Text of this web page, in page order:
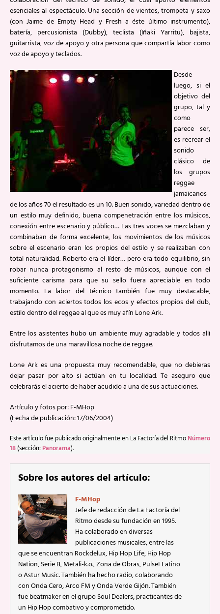
esenciales al espectáculo. Una sección de vientos, trompeta y saxo
(con Jaime de Empty Head y Fresh a éste último instrumento),
batería, percusionista (Dubby), teclista (Iñaki Yarritu), bajista,
guitarrista, voz de apoyo y otra persona que compartía labor como
voz de apoyo y teclados.
Desde
luego, si el
objetivo del
grupo, tal y
como
parece ser,
es recrear el
sonido
clásico de
los grupos
reggae
jamaicanos
de los años 70 el resultado es un 10. Buen sonido, variedad dentro de
un estilo muy definido, buena compenetración entre los músicos,
conexión entre escenario y público… Las tres voces se mezclaban y
combinaban de forma excelente, los movimientos de los músicos
sobre el escenario eran los propios del estilo y se realizaban con
total naturalidad. Roberto era el líder… pero era todo equilibrio, sin
robar nunca protagonismo al resto de músicos, aunque con el
suficiente carisma para que su sello fuera apreciable en todo
momento. La labor del técnico también fue muy destacable,
trabajando con aciertos todos los ecos y efectos propios del dub,
estilo dentro del reggae al que es muy afín Lone Ark.
Entre los asistentes hubo un ambiente muy agradable y todos allí
disfrutamos de una maravillosa noche de reggae.
Lone Ark es una propuesta muy recomendable, que no debieras
dejar pasar por alto si actúan en tu localidad. Te aseguro que
celebrarás el acierto de haber acudido a una de sus actuaciones.
Artículo y fotos por: F-MHop
(Fecha de publicación: 17/06/2004)
Este artículo fue publicado originalmente en La Factoría del Ritmo Número
18 (sección: Panorama).
Sobre los autores del artículo:
F-MHop
Jefe de redacción de La Factoría del
Ritmo desde su fundación en 1995.
Ha colaborado en diversas
publicaciones musicales, entre las
que se encuentran Rockdelux, Hip Hop Life, Hip Hop
Nation, Serie B, Metali-k.o., Zona de Obras, Pulse! Latino
o Astur Music. También ha hecho radio, colaborando
con Onda Cero, Arco FM y Onda Verde Gijón. También
fue beatmaker en el grupo Soul Dealers, practicantes de
un Hip Hop combativo y comprometido.